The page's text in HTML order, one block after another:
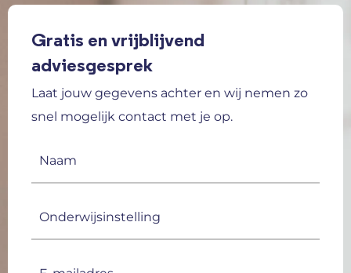
Gratis en vrijblijvend
adviesgesprek
Laat jouw gegevens achter en wij nemen zo
snel mogelijk contact met je op.